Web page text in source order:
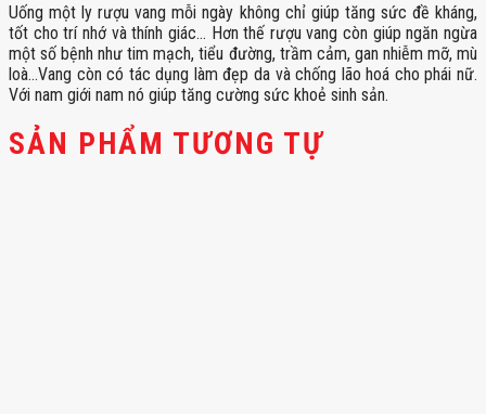
Uống một ly rượu vang mỗi ngày không chỉ giúp tăng sức đề kháng,
tốt cho trí nhớ và thính giác… Hơn thế rượu vang còn giúp ngăn ngừa
một số bệnh như tim mạch, tiểu đường, trầm cảm, gan nhiễm mỡ, mù
loà…Vang còn có tác dụng làm đẹp da và chống lão hoá cho phái nữ.
Với nam giới nam nó giúp tăng cường sức khoẻ sinh sản.
SẢN PHẨM TƯƠNG TỰ